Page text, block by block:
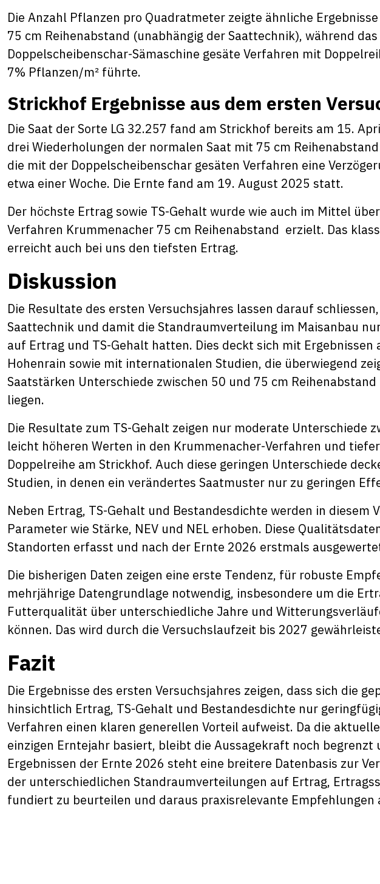
Die Anzahl Pflanzen pro Quadratmeter zeigte ähnliche
75 cm Reihenabstand (unabhängig der Saattechnik), während
Doppelscheibenschar-Sämaschine gesäte Verfahren mit
7% Pflanzen/m² führte.
Strickhof Ergebnisse aus dem ersten
Die Saat der Sorte LG 32.257 fand am Strickhof bereits am 15.
drei Wiederholungen der normalen Saat mit 75 cm
die mit der Doppelscheibenschar gesäten Verfahren eine
etwa einer Woche. Die Ernte fand am 19. August 2025 statt.
Der höchste Ertrag sowie TS-Gehalt wurde wie auch im Mittel
Verfahren Krummenacher 75 cm Reihenabstand erzielt. Das
erreicht auch bei uns den tiefsten Ertrag.
Diskussion
Die Resultate des ersten Versuchsjahres lassen darauf
Saattechnik und damit die Standraumverteilung im Maisanbau
auf Ertrag und TS-Gehalt hatten. Dies deckt sich mit Ergebnissen
Hohenrain sowie mit internationalen Studien, die überwiegend
Saatstärken Unterschiede zwischen 50 und 75 cm
liegen.
Die Resultate zum TS-Gehalt zeigen nur moderate Unterschiede
leicht höheren Werten in den Krummenacher-Verfahren und
Doppelreihe am Strickhof. Auch diese geringen Unterschiede
Studien, in denen ein verändertes Saatmuster nur zu geringen
Neben Ertrag, TS-Gehalt und Bestandesdichte werden in diesem
Parameter wie Stärke, NEV und NEL erhoben. Diese
Standorten erfasst und nach der Ernte 2026 erstmals
Die bisherigen Daten zeigen eine erste Tendenz, für robuste
mehrjährige Datengrundlage notwendig, insbesondere um die
Futterqualität über unterschiedliche Jahre und
können. Das wird durch die Versuchslaufzeit bis 2027
Fazit
Die Ergebnisse des ersten Versuchsjahres zeigen, dass sich die
hinsichtlich Ertrag, TS-Gehalt und Bestandesdichte nur
Verfahren einen klaren generellen Vorteil aufweist. Da die
einzigen Erntejahr basiert, bleibt die Aussagekraft noch begrenzt
Ergebnissen der Ernte 2026 steht eine breitere Datenbasis zur
der unterschiedlichen Standraumverteilungen auf Ertrag,
fundiert zu beurteilen und daraus praxisrelevante Empfehlungen